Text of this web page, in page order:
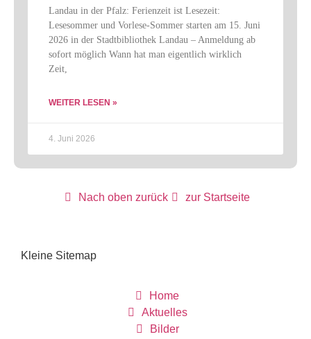
Landau in der Pfalz: Ferienzeit ist Lesezeit:
Lesesommer und Vorlese-Sommer starten am 15. Juni
2026 in der Stadtbibliothek Landau – Anmeldung ab
sofort möglich Wann hat man eigentlich wirklich
Zeit,
WEITER LESEN »
4. Juni 2026
Nach oben zurück zur Startseite
Kleine Sitemap
Home
Aktuelles
Bilder